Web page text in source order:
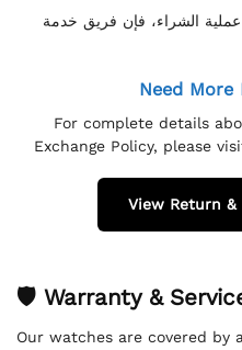
الشراء، فإن فريق خدمة
Need
For complete details
Exchange Policy, please
View Return &
🛡 Warranty &
Our watches are covered by